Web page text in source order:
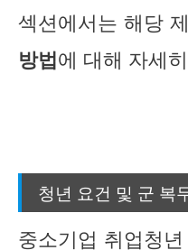
섹션에서는 해당
방법에 대해 자세
청년 요건 및 군 복
중소기업 취업청